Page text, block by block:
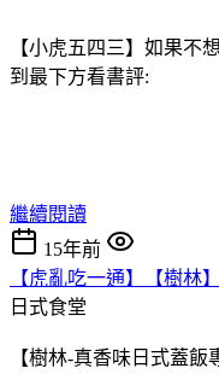
【小虎五四三】如果不
到最下方看書評:
繼續閱讀
15年前
【虎亂吃一通】【樹林
日式食堂
【樹林-真香味日式蓋